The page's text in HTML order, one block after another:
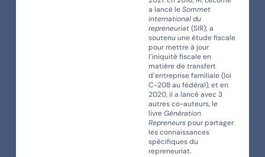
a lancé leSommet
international du
repreneuriat(SIR); a
soutenu une étude fiscale
pour mettre à jour
l’iniquité fiscale en
matière de transfert
d’entreprise familiale (loi
C-208 au fédéral), et en
2020, il a lancé avec 3
autres co-auteurs, le
livreGénération
Repreneurspour partager
les connaissances
spécifiques du
repreneuriat.